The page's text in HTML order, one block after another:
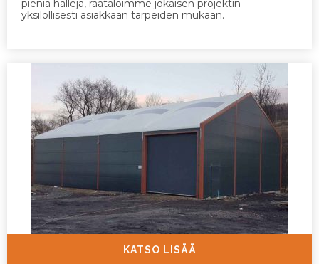
pieniä halleja, räätälöimme jokaisen projektin
yksilöllisesti asiakkaan tarpeiden mukaan.
KATSO LISÄÄ